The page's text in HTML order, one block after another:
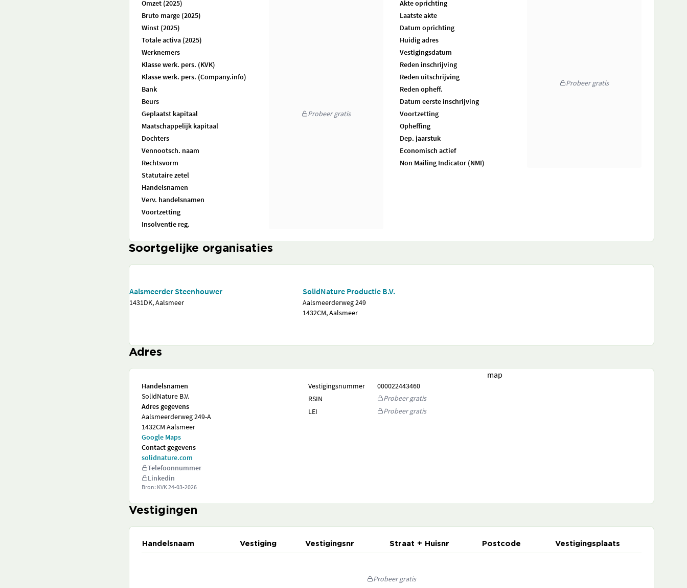
Omzet (2025)
Bruto marge (2025)
Winst (2025)
Totale activa (2025)
Werknemers
Klasse werk. pers. (KVK)
Klasse werk. pers. (Company.info)
Bank
Beurs
Geplaatst kapitaal
Maatschappelijk kapitaal
Dochters
Vennootsch. naam
Rechtsvorm
Statutaire zetel
Handelsnamen
Verv. handelsnamen
Voortzetting
Insolventie reg.
Probeer gratis
Akte oprichting
Laatste akte
Datum oprichting
Huidig adres
Vestigingsdatum
Reden inschrijving
Reden uitschrijving
Reden opheff.
Datum eerste inschrijving
Voortzetting
Opheffing
Dep. jaarstuk
Economisch actief
Non Mailing Indicator (NMI)
Probeer gratis
Soortgelijke organisaties
Aalsmeerder Steenhouwer
1431DK, Aalsmeer
SolidNature Productie B.V.
Aalsmeerderweg 249
1432CM, Aalsmeer
Adres
Handelsnamen
SolidNature B.V.
Adres gegevens
Aalsmeerderweg 249-A
1432CM Aalsmeer
Google Maps
Contact gegevens
solidnature.com
Telefoonnummer
Linkedin
Bron: KVK24-03-2026
Vestigingsnummer
000022443460
RSIN
Probeer gratis
LEI
Probeer gratis
map
Vestigingen
Handelsnaam Vestiging Vestigingsnr Straat + Huisnr Postcode Vestigingsplaats
Probeer gratis